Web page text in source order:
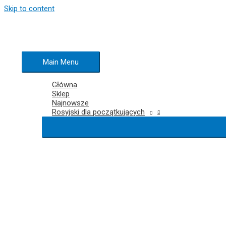
Skip to content
Main Menu
Główna
Sklep
Najnowsze
Rosyjski dla początkujących